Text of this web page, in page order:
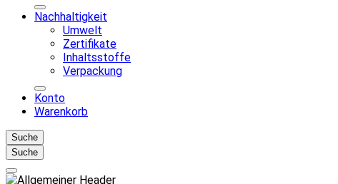
Nachhaltigkeit
Umwelt
Zertifikate
Inhaltsstoffe
Verpackung
Konto
Warenkorb
Suche
Suche